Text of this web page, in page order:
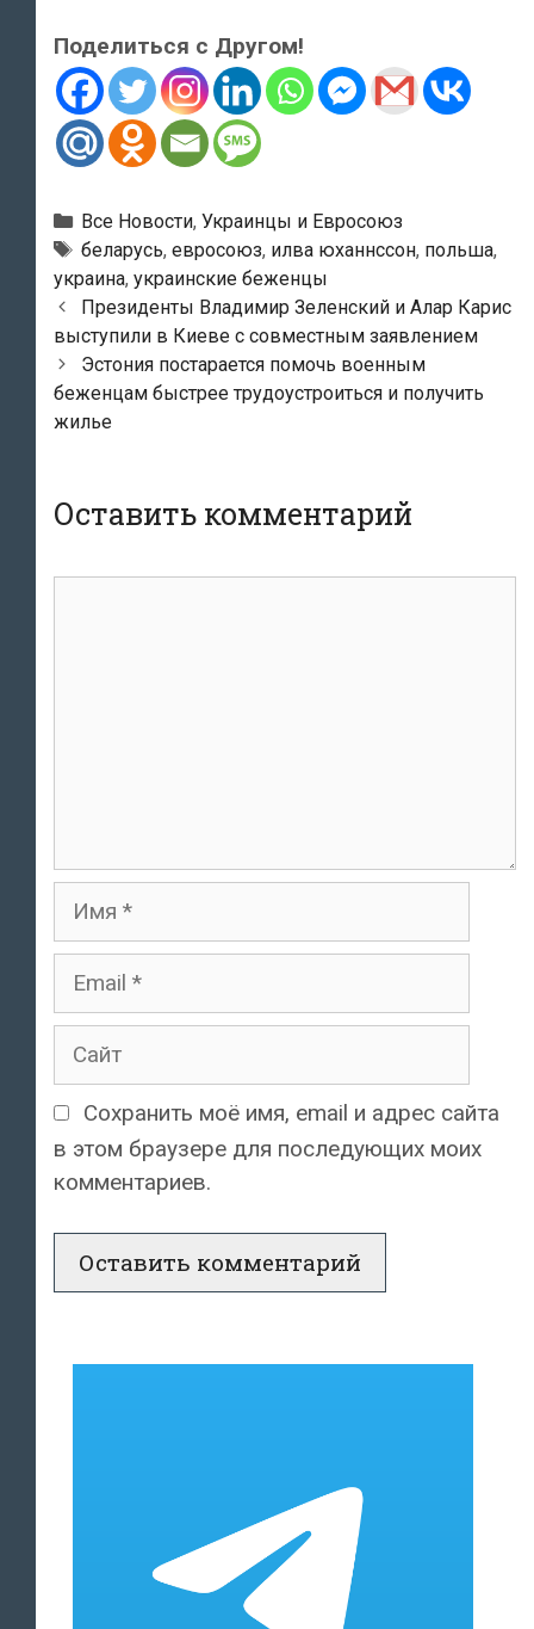
Поделиться с Другом!
Рубрики
Все Новости, Украинцы и Евросоюз
Метки
беларусь, евросоюз, илва юханнссон, польша,
украина, украинские беженцы
Навигация
по
записям
Президенты Владимир Зеленский и Алар Карис
выступили в Киеве с совместным заявлением
Эстония постарается помочь военным
беженцам быстрее трудоустроиться и получить
жилье
Оставить комментарий
Имя
Email
Сайт
Сохранить моё имя, email и адрес сайта
в этом браузере для последующих моих
комментариев.